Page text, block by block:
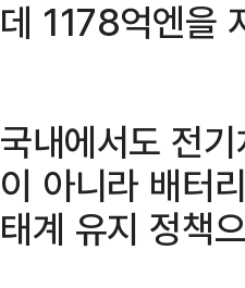
데 1178억엔을
국내에서도 전
이 아니라 배터
태계 유지 정책